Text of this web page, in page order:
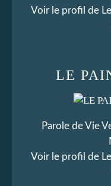
LE
Parole de Vie
Voir le profil de
Voir le profil de